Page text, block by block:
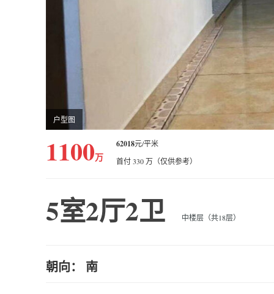
户型图
1100万
62018元/平米
首付 330 万（仅供参考）
5室2厅2卫 中楼层（共18层）
朝向： 南